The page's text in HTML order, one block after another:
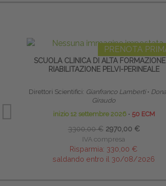
PRENOTA
SCUOLA CLINICA DI ALTA FORMAZIONE
RIABILITAZIONE PELVI-PERINEALE
Direttori Scientifici: Gianfranco Lamberti ∙
Giraudo
inizio 12 settembre 2026 ∙ 50 ECM
3300,00 € 2970,00 €
IVA compresa
Risparmia: 330,00 €
saldando entro il 30/08/2026